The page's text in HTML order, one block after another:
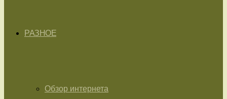
РАЗНОЕ
Обзор интернета